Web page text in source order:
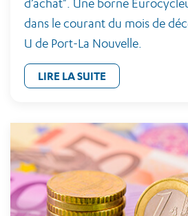
d’achat". Une borne
dans le courant du mois de
U de Port-La Nouvelle.
LIRE LA SUITE